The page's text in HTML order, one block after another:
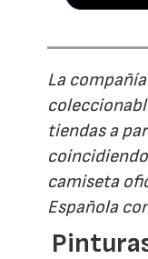
La
tiendas a
camiseta
Española